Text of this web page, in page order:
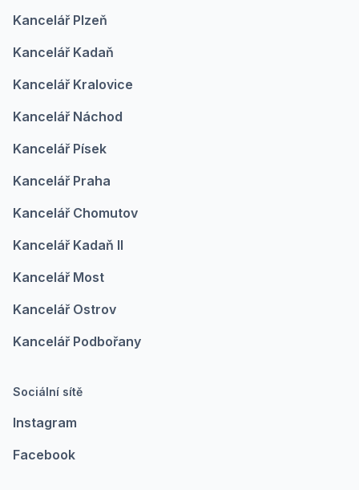
Kancelář Plzeň
Kancelář Kadaň
Kancelář Kralovice
Kancelář Náchod
Kancelář Písek
Kancelář Praha
Kancelář Chomutov
Kancelář Kadaň II
Kancelář Most
Kancelář Ostrov
Kancelář Podbořany
Sociální sítě
Instagram
Facebook